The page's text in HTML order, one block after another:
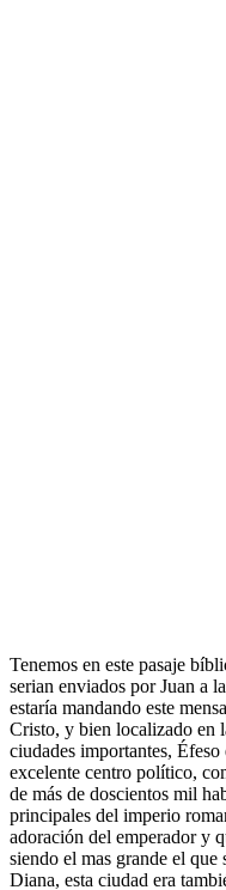
Tenemos en este pasaje
serian enviados por Juan a
estaría mandando este
Cristo, y bien localizado en
ciudades importantes,
excelente centro político,
de más de doscientos mil
principales del imperio
adoración del emperador y
siendo el mas grande el
Diana, esta ciudad era